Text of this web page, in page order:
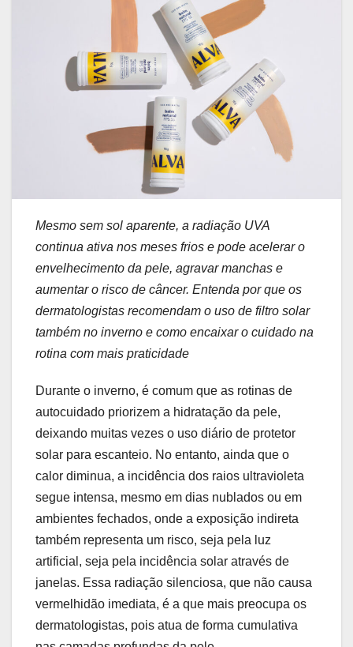
Mesmo sem sol aparente, a radiação UVA
continua ativa nos meses frios e pode acelerar o
envelhecimento da pele, agravar manchas e
aumentar o risco de câncer. Entenda por que os
dermatologistas recomendam o uso de filtro solar
também no inverno e como encaixar o cuidado na
rotina com mais praticidade
Durante o inverno, é comum que as rotinas de
autocuidado priorizem a hidratação da pele,
deixando muitas vezes o uso diário de protetor
solar para escanteio. No entanto, ainda que o
calor diminua, a incidência dos raios ultravioleta
segue intensa, mesmo em dias nublados ou em
ambientes fechados, onde a exposição indireta
também representa um risco, seja pela luz
artificial, seja pela incidência solar através de
janelas. Essa radiação silenciosa, que não causa
vermelhidão imediata, é a que mais preocupa os
dermatologistas, pois atua de forma cumulativa